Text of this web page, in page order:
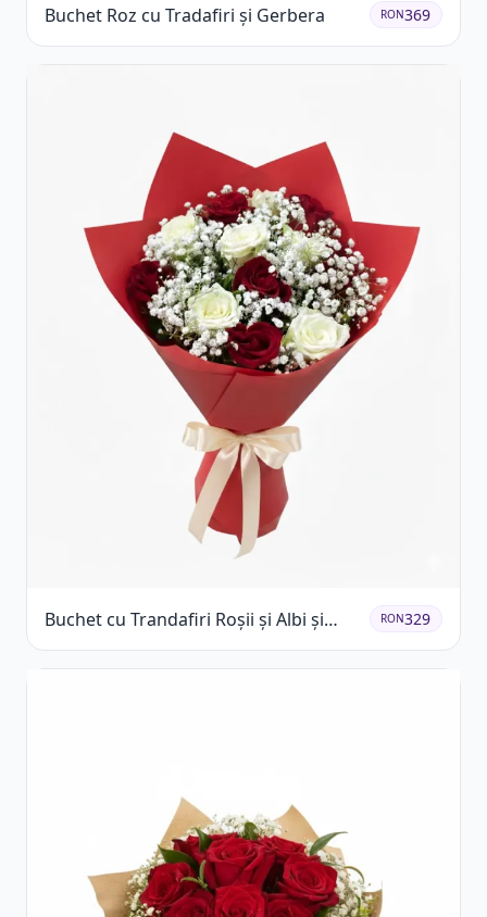
Buchet Roz cu Tradafiri și Gerbera RON369
Buchet cu Trandafiri Roșii și Albi și
Gypsophila
RON329